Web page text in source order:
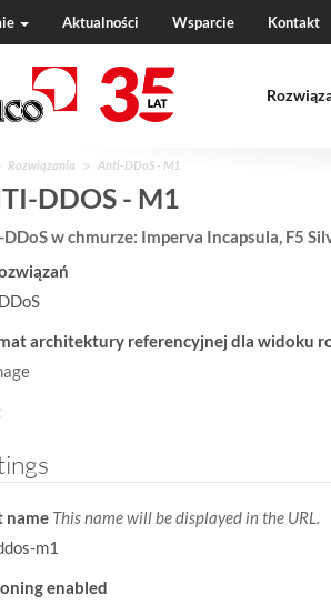
Aktualności Wsparcie Kontakt
Rozwiązania Anti-DDoS - M1
DDOS - M1
w chmurze: Imperva Incapsula, F5
architektury referencyjnej dla widoku
name This name will be displayed in the URL.
m1
enabled